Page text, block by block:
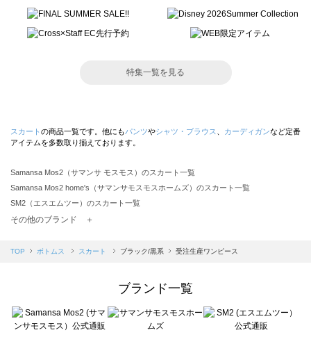
特集一覧を見る
スカート の商品一覧です。他にもパンツやシャツ・ブラウス カーディガンなど定番
アイテムを多数取り揃えております。
Samansa Mos2（サマンサ モスモス）のスカート一覧
Samansa Mos2 home's（サマンサモスモスホームズ）のスカート一覧
SM2（エスエムツー）のスカート一覧
TSUHARU by Samansa Mos2（ツハルバイサマンサモスモス）のスカート一覧
Samansa Mos2 blue（サマンサモスモス ブルー）のスカート一覧
sō4ū（ソウフォーユー）のスカート一覧
Te chichi（テチチ）のスカート一覧
Te chichi CLASSIC（テチチ クラシック）のスカート一覧
その他のブランド ＋
TOP ボトムス スカート ブラック/黒系 受注生産ワンピース
ブランド一覧